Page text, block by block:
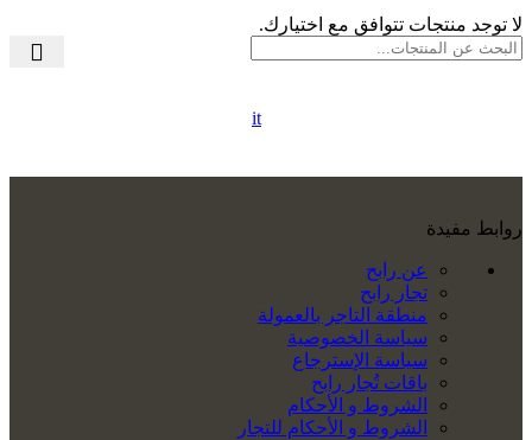
لا توجد منتجات تتوافق مع اختيارك.
it
روابط مفيدة
عن رابح
تجار رابح
منطقة التاجر بالعمولة
سياسة الخصوصية
سياسة الإسترجاع
باقات تُجار رابح
الشروط و الأحكام
الشروط و الأحكام للتجار